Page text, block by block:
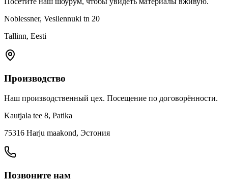
Noblessner, Vesilennuki tn 20
Tallinn, Eesti
Производство
Наш производственный цех. Посещение по договорённости.
Kautjala tee 8, Patika
75316 Harju maakond, Эстония
Позвоните нам